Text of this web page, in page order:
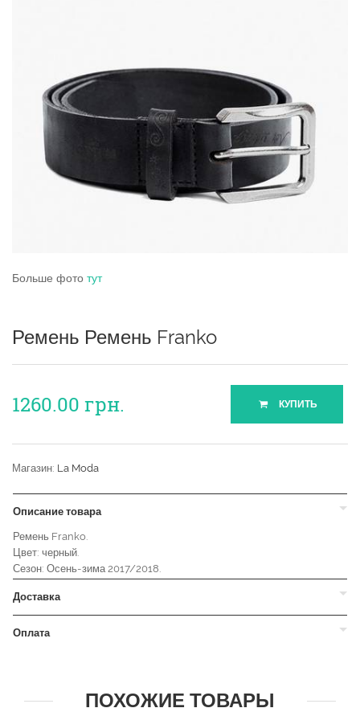
Больше фото тут
Ремень Ремень Franko
1260.00 грн. КУПИТЬ
Магазин: La Moda
Описание товара
Ремень Franko.
Цвет: черный.
Сезон: Осень-зима 2017/2018.
Доставка
Оплата
ПОХОЖИЕ ТОВАРЫ